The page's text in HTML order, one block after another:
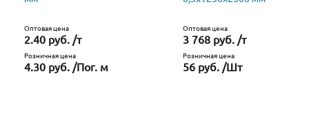
Оптовая цена
2.40 руб. /т
Розничная цена
4.30 руб. /Пог. м
Оптовая цена
3 768 руб. /т
Розничная цена
56 руб. /Шт